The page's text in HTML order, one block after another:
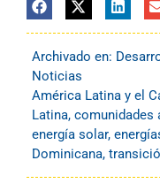
Archivado en:
Noticias
América Latina y el
Latina, comunidades
energía solar,
Dominicana,